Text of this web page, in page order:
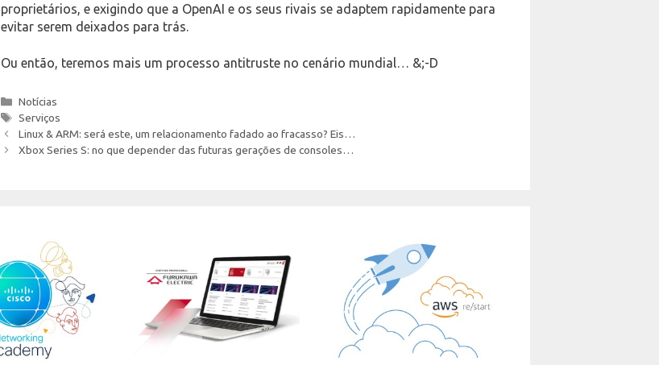
proprietários, e exigindo que a OpenAI e os seus rivais se adaptem rapidamente para
evitar serem deixados para trás.
Ou então, teremos mais um processo antitruste no cenário mundial… &;-D
Categories
Notícias
Tags
Serviços
Linux & ARM: será este, um relacionamento fadado ao fracasso? Eis…
Xbox Series S: no que depender das futuras gerações de consoles…